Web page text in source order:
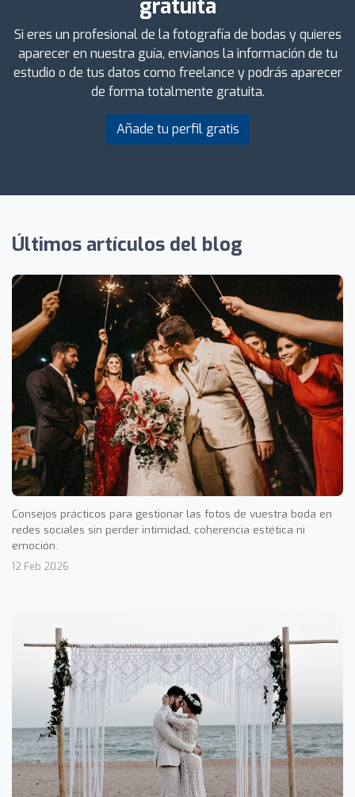
gratuita
Si eres un profesional de la fotografía de bodas y quieres
aparecer en nuestra guía, envíanos la información de tu
estudio o de tus datos como freelance y podrás aparecer
de forma totalmente gratuita.
Añade tu perfil gratis
Últimos artículos del blog
Consejos prácticos para gestionar las fotos de vuestra boda en
redes sociales sin perder intimidad, coherencia estética ni
emoción.
12 Feb 2026